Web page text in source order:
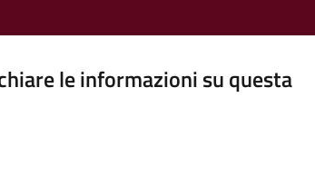
le informazioni su questa